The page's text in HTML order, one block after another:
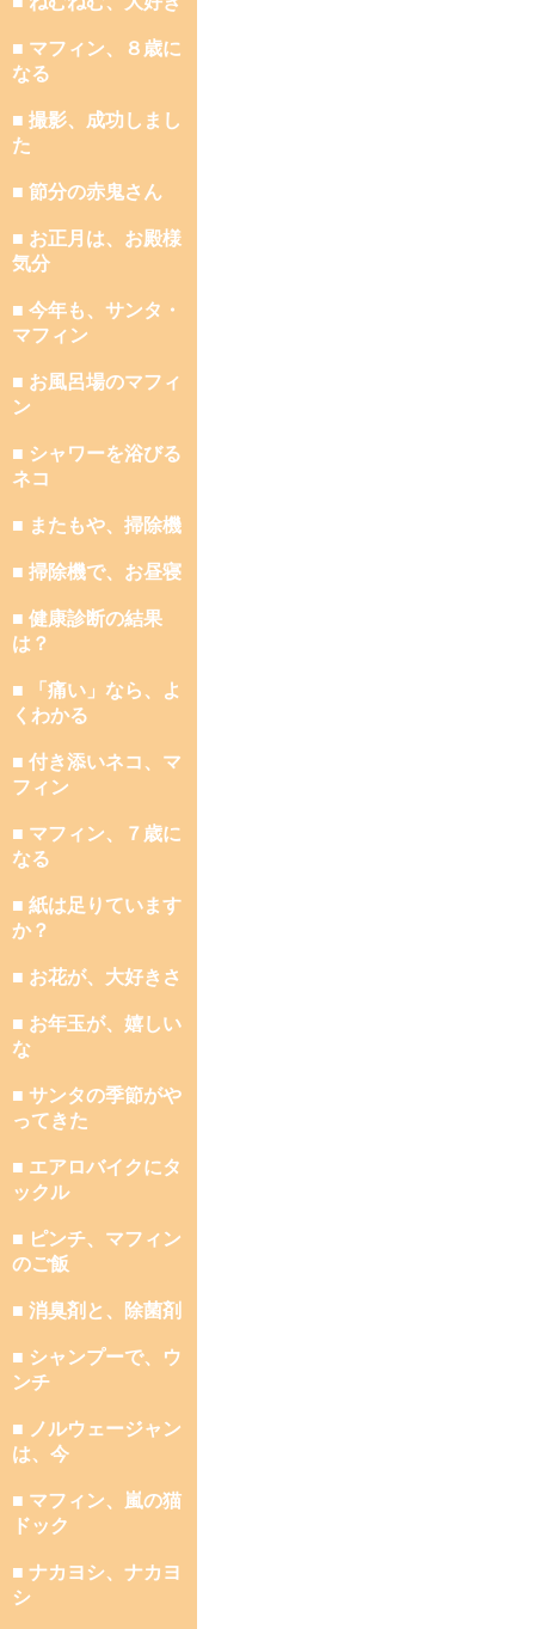
■ マフィン、８歳に
なる
■ 撮影、成功しまし
た
■ 節分の赤鬼さん
■ お正月は、お殿様
気分
■ 今年も、サンタ・
マフィン
■ お風呂場のマフィ
ン
■ シャワーを浴びる
ネコ
■ またもや、掃除機
■ 掃除機で、お昼寝
■ 健康診断の結果
は？
■ 「痛い」なら、よ
くわかる
■ 付き添いネコ、マ
フィン
■ マフィン、７歳に
なる
■ 紙は足りています
か？
■ お花が、大好きさ
■ お年玉が、嬉しい
な
■ サンタの季節がや
ってきた
■ エアロバイクにタ
ックル
■ ピンチ、マフィン
のご飯
■ 消臭剤と、除菌剤
■ シャンプーで、ウ
ンチ
■ ノルウェージャン
は、今
■ マフィン、嵐の猫
ドック
■ ナカヨシ、ナカヨ
シ